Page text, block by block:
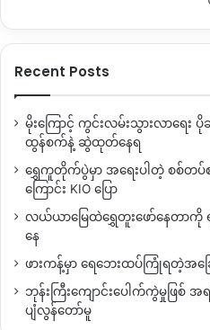
ငြိမ်းချမ်းရေးဖြစ်စဉ်တွင်ပါဝင်
အပစ်အခတ်ရပ်စဲရေးသဘောတူစ
လက်ရှိအချိန်တွင် မြန်မာပြည်မြော
သွေးစည်းညီညွတ်ရေးတပ်မတော်
ပြည်ထောင်စုနိုင်ငံရေး ဆွေးနွေးညှိ
ပါဝင်ကာ တပ်မတော်နှင့်
နေသည်။
ပြီးခဲ့သည့် သြဂုတ်လ ၁၉ရက်နေ့မှ
တွင် ပြုလုပ်ခဲ့သော ပြည်ထောင်စုငြိမ်
လုံအစည်းအဝေး စတုတ္တအကြိမ်သို့
Recent Posts
မိုးကြောင့် ကွင်းလမ်းသွားလာရေ
ထွန်စက်နဲ့ ဆွဲထုတ်နေရ
ရွှေကူတိုက်ပွဲမှာ အရေးပါတဲ့ စစ်တပ်
ကြောင်း KIO ပြော
လယ်ယာမြေထဲရွှေတူးဖော်နေတာကို
နေ
ဖားကန့်မှာ ရေဘေးထပ်ကြုံရတဲ့အ
ဘုန်းကြီးကျောင်းပေါက်ကွဲမှုဖြစ်
ပျံလွန်တော်မူ